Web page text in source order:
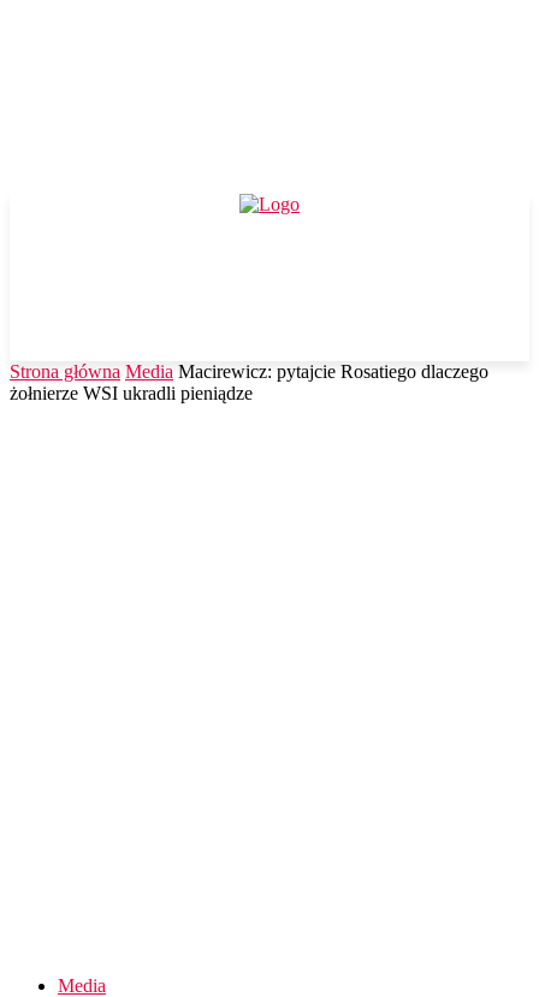
Strona główna Media Macirewicz: pytajcie Rosatiego dlaczego
żołnierze WSI ukradli pieniądze
Media